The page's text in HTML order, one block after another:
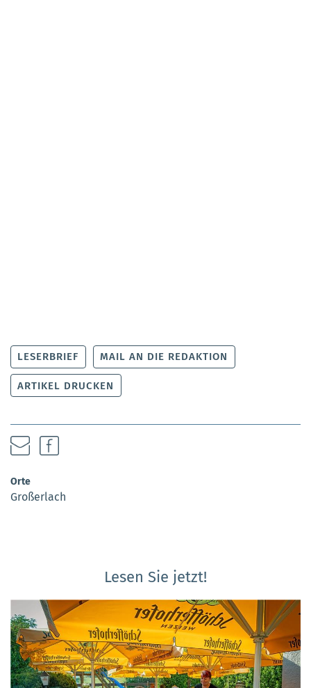
LESERBRIEF MAIL AN DIE REDAKTION
ARTIKEL DRUCKEN
Orte
Großerlach
Lesen Sie jetzt!